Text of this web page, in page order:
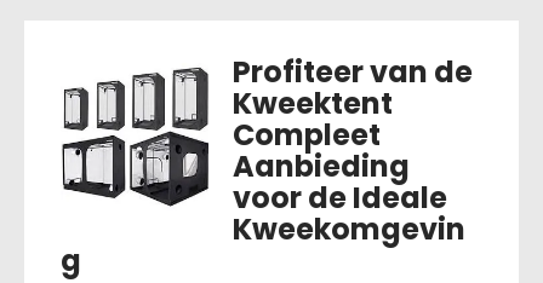
Profiteer van de
Kweektent
Compleet
Aanbieding
voor de Ideale
Kweekomgevin
g